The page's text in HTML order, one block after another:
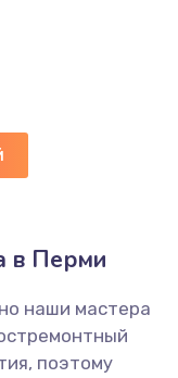
в Перми
наши мастера
поэтому